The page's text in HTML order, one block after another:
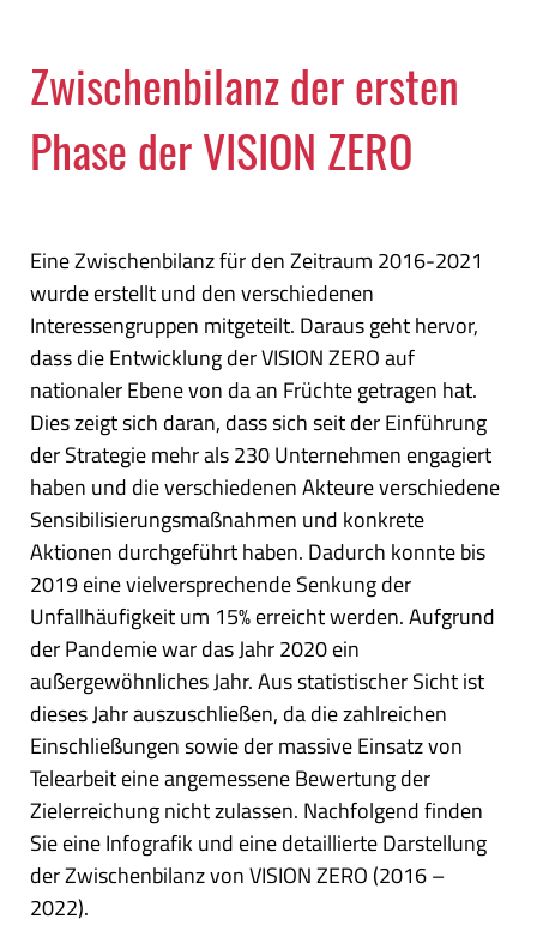
Zwischenbilanz der ersten
Phase der VISION ZERO
Eine Zwischenbilanz für den Zeitraum 2016-2021
wurde erstellt und den verschiedenen
Interessengruppen mitgeteilt. Daraus geht hervor,
dass die Entwicklung der VISION ZERO auf
nationaler Ebene von da an Früchte getragen hat.
Dies zeigt sich daran, dass sich seit der Einführung
der Strategie mehr als 230 Unternehmen engagiert
haben und die verschiedenen Akteure verschiedene
Sensibilisierungsmaßnahmen und konkrete
Aktionen durchgeführt haben. Dadurch konnte bis
2019 eine vielversprechende Senkung der
Unfallhäufigkeit um 15% erreicht werden. Aufgrund
der Pandemie war das Jahr 2020 ein
außergewöhnliches Jahr. Aus statistischer Sicht ist
dieses Jahr auszuschließen, da die zahlreichen
Einschließungen sowie der massive Einsatz von
Telearbeit eine angemessene Bewertung der
Zielerreichung nicht zulassen. Nachfolgend finden
Sie eine Infografik und eine detaillierte Darstellung
der Zwischenbilanz von VISION ZERO (2016 –
2022).